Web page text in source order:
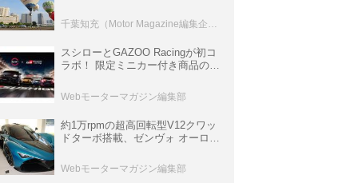
室などのコンテンツも
千葉知充（Motor Magazine編集企画室）
スシローとGAZOO Racingが初コ
ラボ！ 限定ミニカー付き商品の
ト体験があたる抽選企画などを展
開
Webモーターマガジン編集部
約1万rpmの超高回転型V12クワッ
ドターボ搭載、ゼンヴォ オーロラ
イパーカー【スーパーカークロニ
クル・完全版／116】
Webモーターマガジン編集部